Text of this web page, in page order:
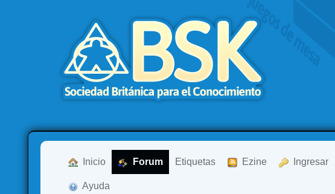
Inicio Forum Etiquetas Ezine Ingresar
Ayuda